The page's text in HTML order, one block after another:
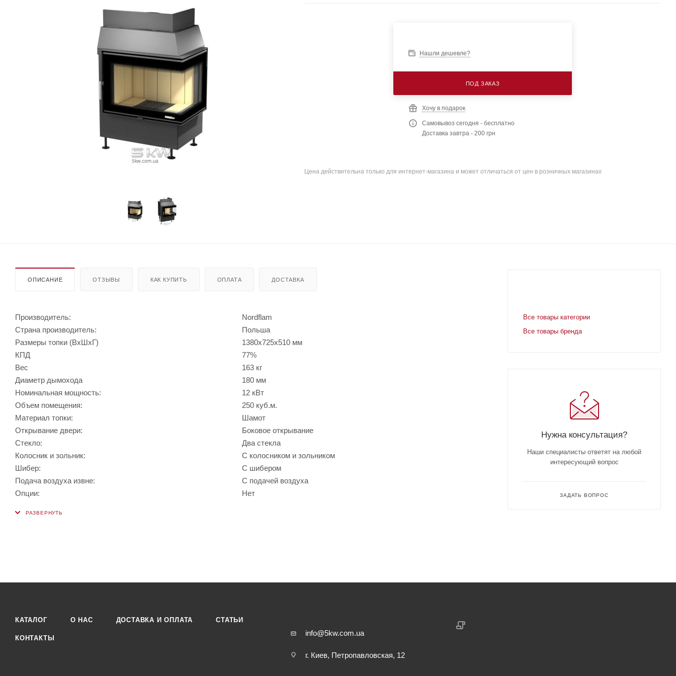
Нашли дешевле?
ПОД ЗАКАЗ
Хочу в подарок
Самовывоз сегодня - бесплатно
Доставка завтра - 200 грн
Цена действительна только для интернет-магазина и может отличаться от цен в розничных магазинах
ОПИСАНИЕ ОТЗЫВЫ КАК КУПИТЬ ОПЛАТА ДОСТАВКА
Производитель:
Nordflam
Страна производитель:
Польша
Размеры топки (ВхШхГ)
1380х725х510 мм
КПД
77%
Вес
163 кг
Диаметр дымохода
180 мм
Номинальная мощность:
12 кВт
Объем помещения:
250 куб.м.
Материал топки:
Шамот
Открывание двери:
Боковое открывание
Стекло:
Два стекла
Колосник и зольник:
С колосником и зольником
Шибер:
С шибером
Подача воздуха извне:
С подачей воздуха
Опции:
Нет
Все товары категории
Все товары бренда
Нужна консультация?
Наши специалисты ответят на любой
интересующий вопрос
ЗАДАТЬ ВОПРОС
КАТАЛОГ О НАС ДОСТАВКА И ОПЛАТА СТАТЬИ
КОНТАКТЫ
info@5kw.com.ua
г. Киев, Петропавловская, 12